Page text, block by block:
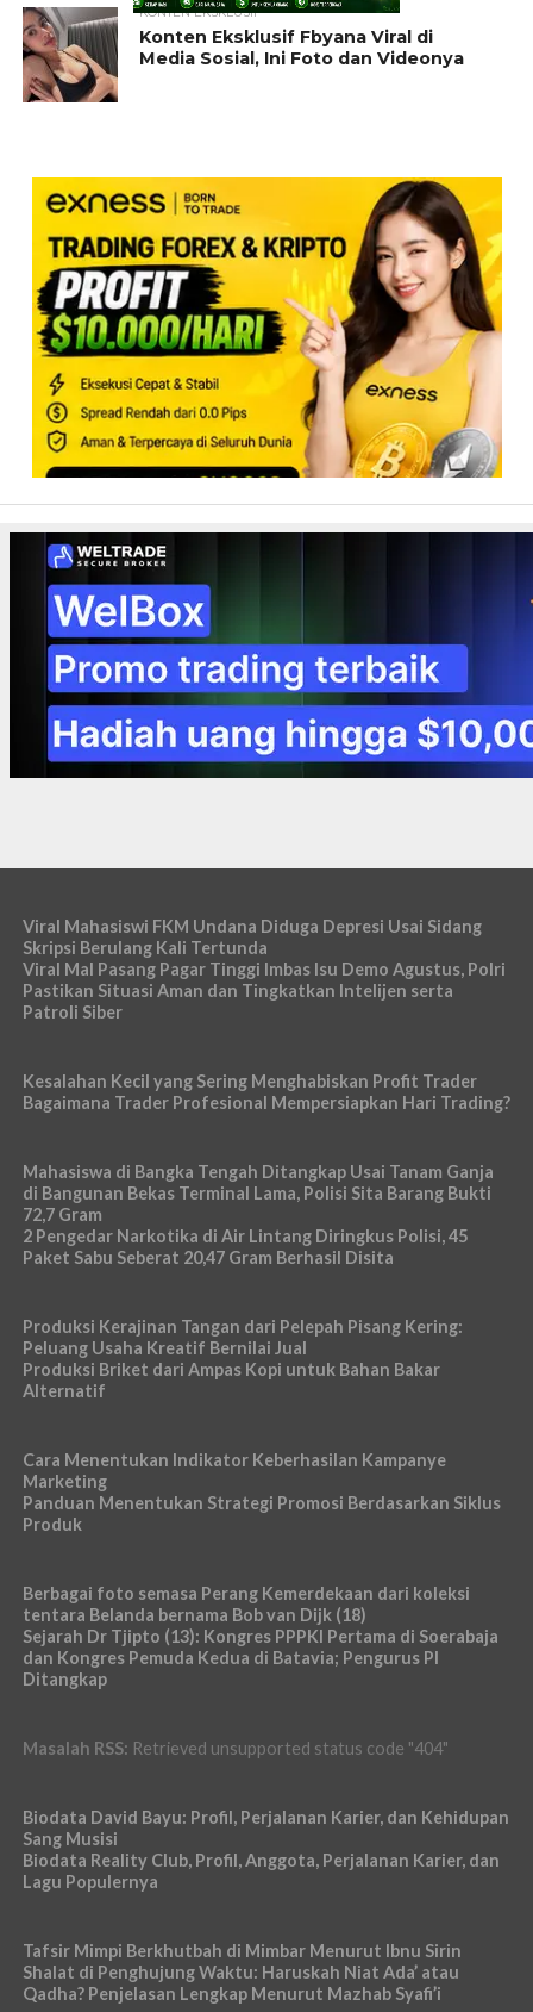
KONTEN EKSKLUSIF
Konten Eksklusif Fbyana Viral di
Media Sosial, Ini Foto dan Videonya
Viral Mahasiswi FKM Undana Diduga Depresi Usai Sidang
Skripsi Berulang Kali Tertunda
Viral Mal Pasang Pagar Tinggi Imbas Isu Demo Agustus, Polri
Pastikan Situasi Aman dan Tingkatkan Intelijen serta
Patroli Siber
Kesalahan Kecil yang Sering Menghabiskan Profit Trader
Bagaimana Trader Profesional Mempersiapkan Hari Trading?
Mahasiswa di Bangka Tengah Ditangkap Usai Tanam Ganja
di Bangunan Bekas Terminal Lama, Polisi Sita Barang Bukti
72,7 Gram
2 Pengedar Narkotika di Air Lintang Diringkus Polisi, 45
Paket Sabu Seberat 20,47 Gram Berhasil Disita
Produksi Kerajinan Tangan dari Pelepah Pisang Kering:
Peluang Usaha Kreatif Bernilai Jual
Produksi Briket dari Ampas Kopi untuk Bahan Bakar
Alternatif
Cara Menentukan Indikator Keberhasilan Kampanye
Marketing
Panduan Menentukan Strategi Promosi Berdasarkan Siklus
Produk
Berbagai foto semasa Perang Kemerdekaan dari koleksi
tentara Belanda bernama Bob van Dijk (18)
Sejarah Dr Tjipto (13): Kongres PPPKI Pertama di Soerabaja
dan Kongres Pemuda Kedua di Batavia; Pengurus PI
Ditangkap
Masalah RSS: Retrieved unsupported status code "404"
Biodata David Bayu: Profil, Perjalanan Karier, dan Kehidupan
Sang Musisi
Biodata Reality Club, Profil, Anggota, Perjalanan Karier, dan
Lagu Populernya
Tafsir Mimpi Berkhutbah di Mimbar Menurut Ibnu Sirin
Shalat di Penghujung Waktu: Haruskah Niat Ada’ atau
Qadha? Penjelasan Lengkap Menurut Mazhab Syafi’i